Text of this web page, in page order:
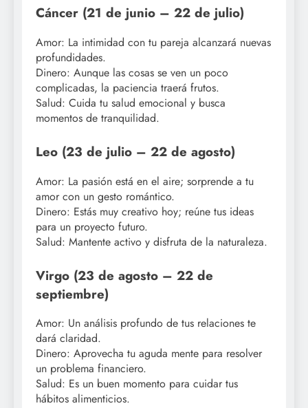
Cáncer (21 de junio – 22 de julio)
Amor: La intimidad con tu pareja alcanzará nuevas
profundidades.
Dinero: Aunque las cosas se ven un poco
complicadas, la paciencia traerá frutos.
Salud: Cuida tu salud emocional y busca
momentos de tranquilidad.
Leo (23 de julio – 22 de agosto)
Amor: La pasión está en el aire; sorprende a tu
amor con un gesto romántico.
Dinero: Estás muy creativo hoy; reúne tus ideas
para un proyecto futuro.
Salud: Mantente activo y disfruta de la naturaleza.
Virgo (23 de agosto – 22 de
septiembre)
Amor: Un análisis profundo de tus relaciones te
dará claridad.
Dinero: Aprovecha tu aguda mente para resolver
un problema financiero.
Salud: Es un buen momento para cuidar tus
hábitos alimenticios.